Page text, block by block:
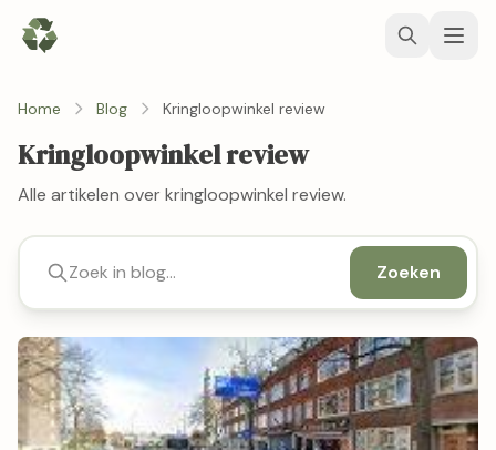
Home Blog Kringloopwinkel review
Kringloopwinkel review
Alle artikelen over kringloopwinkel review.
Zoeken